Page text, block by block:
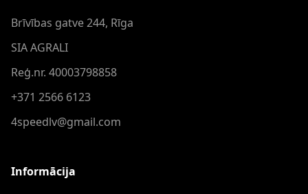
Brīvības gatve 244, Rīga
SIA AGRALI
Reģ.nr. 40003798858
+371 2566 6123
4speedlv@gmail.com
Informācija